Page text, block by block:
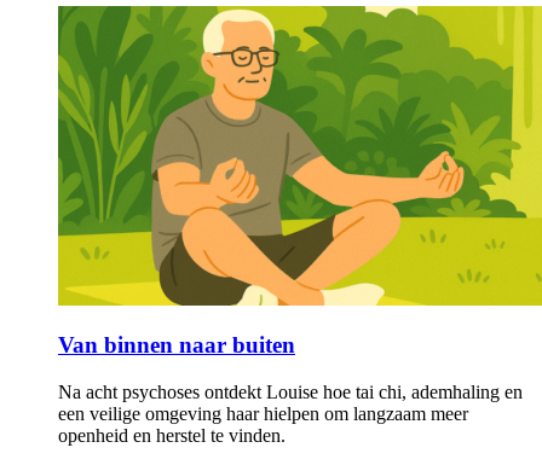
Van binnen naar buiten
Na acht psychoses ontdekt Louise hoe tai chi, ademhaling en
een veilige omgeving haar hielpen om langzaam meer
openheid en herstel te vinden.